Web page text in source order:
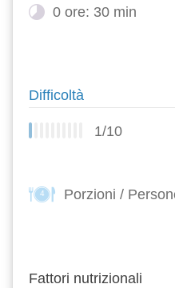
0 ore: 30 min
Difficoltà
1/10
4 Porzioni /
Fattori nutrizionali